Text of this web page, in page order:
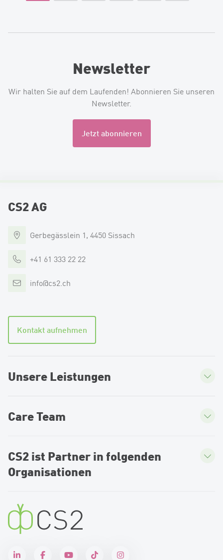
Newsletter
Wir halten Sie auf dem Laufenden! Abonnieren Sie unseren
Newsletter.
Jetzt abonnieren
CS2 AG
Gerbegässlein 1, 4450 Sissach
+41 61 333 22 22
info@cs2.ch
Kontakt aufnehmen
Unsere Leistungen
Care Team
CS2 ist Partner in folgenden
Organisationen